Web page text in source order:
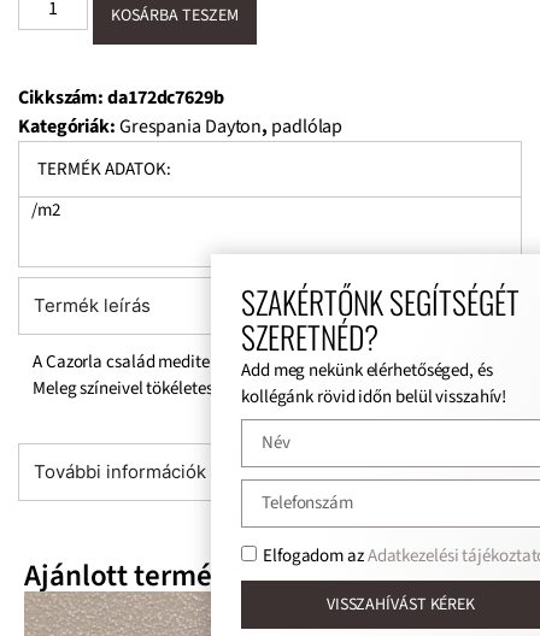
KOSÁRBA TESZEM
Cikkszám:da172dc7629b
Kategóriák:Grespania Dayton, padlólap
TERMÉK ADATOK:
/m2
Termék leírás
A Cazorla család mediterrán hangulatot varázsol otthonába.
Meleg színeivel tökéletes választás egy meghitt otthonban.
További információk
Ajánlott termékek
SZAKÉRTŐNK SEGÍTSÉGÉT
SZERETNÉD?
Add meg nekünk elérhetőséged, és
kollégánk rövid időn belül visszahív!
Elfogadom azAdatkezelési
VISSZAHÍVÁST KÉREK